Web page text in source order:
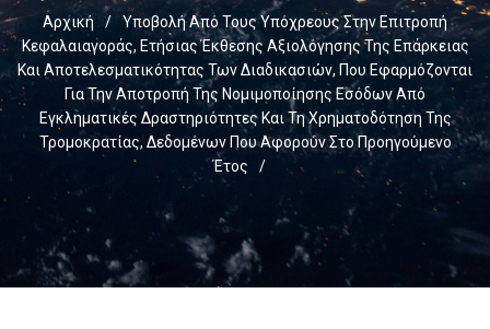
Αρχική /
Υποβολή Από Τους Υπόχρεους Στην Επιτροπή
Κεφαλαιαγοράς, Ετήσιας Έκθεσης Αξιολόγησης Της Επάρκειας
Και Αποτελεσματικότητας Των Διαδικασιών, Που Εφαρμόζονται
Για Την Αποτροπή Της Νομιμοποίησης Εσόδων Από
Εγκληματικές Δραστηριότητες Και Τη Χρηματοδότηση Της
Τρομοκρατίας, Δεδομένων Που Αφορούν Στο Προηγούμενο
Έτος
/